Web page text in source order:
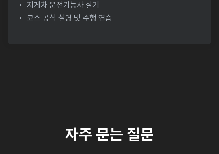
지게차 운전기능사 실기
코스 공식 설명 및 주행 연습
자주 문는 질문